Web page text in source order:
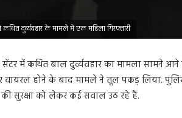
दुर्व्यवहार के मामले में एक महिला गिरफ्तारी
में कथित बाल दुर्व्यवहार का मामला सामने आने
वायरल होने के बाद मामले ने तूल पकड़ लिया.
सुरक्षा को लेकर कई सवाल उठ रहे हैं.